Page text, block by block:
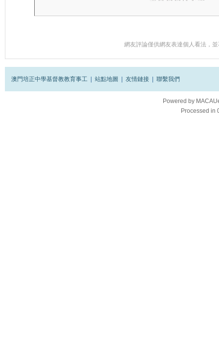
網友評論僅供網友表達個人看法，
澳門培正中學基督教教育事工 站點地圖 友情鏈接 聯繫我們
Powered by
Processed in